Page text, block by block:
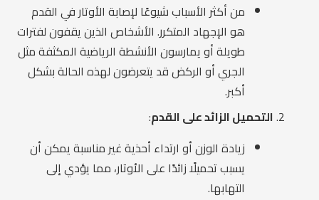
من أكثر الأسباب شيوعًا لإصابة الأوتار في القدم
هو الإجهاد المتكرر. الأشخاص الذين يقفون لفترات
طويلة أو يمارسون الأنشطة الرياضية المكثفة مثل
الجري أو الركض قد يتعرضون لهذه الحالة بشكل
أكبر.
التحميل الزائد على القدم:
زيادة الوزن أو ارتداء أحذية غير مناسبة يمكن أن
يسبب تحميلًا زائدًا على الأوتار، مما يؤدي إلى
التهابها.